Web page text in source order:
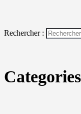
Rechercher :
Categories